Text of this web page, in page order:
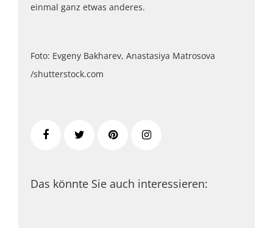
einmal ganz etwas anderes.
Foto: Evgeny Bakharev, Anastasiya Matrosova
/shutterstock.com
Das könnte Sie auch interessieren: